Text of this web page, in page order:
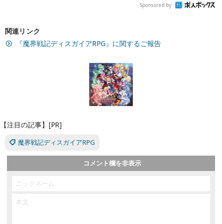
Sponsored by
関連リンク
『魔界戦記ディスガイアRPG』に関するご報告
【注目の記事】[PR]
魔界戦記ディスガイアRPG
コメント欄を非表示